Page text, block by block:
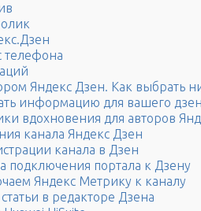
телефона
Яндекс Дзен. Как выбрать
информацию для вашего
вдохновения для авторов
канала Яндекс Дзен
канала в Дзен
подключения портала к Дзену
Яндекс Метрику к каналу
в редакторе Дзена